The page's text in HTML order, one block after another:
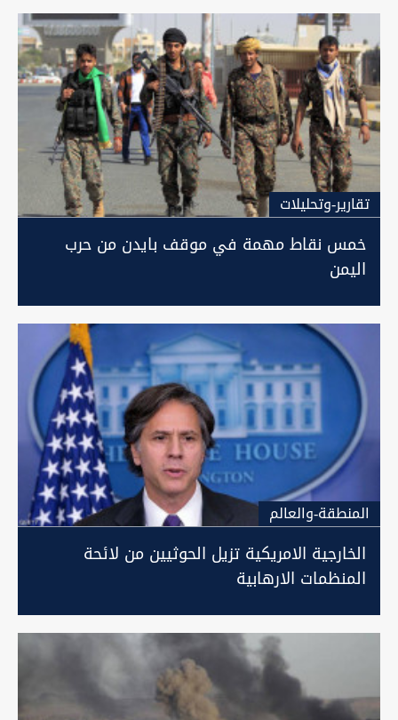
تقارير-وتحليلات
خمس نقاط مهمة في موقف بايدن من حرب
اليمن
المنطقة-والعالم
الخارجية الامريكية تزيل الحوثيين من لائحة
المنظمات الارهابية